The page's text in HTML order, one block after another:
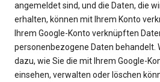
angemeldet sind, und die Daten, die
erhalten, können mit Ihrem Konto
Ihrem Google-Konto verknüpften
personenbezogene Daten behandelt.
dazu, wie Sie die mit Ihrem Google-
einsehen, verwalten oder löschen